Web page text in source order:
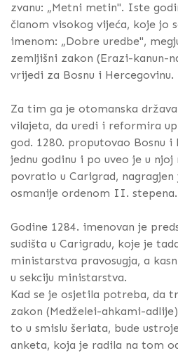
zvanu: „Metni metin". Iste
članom visokog vijeća, koje jo
imenom: „Dobre uredbe",
zemljišni zakon (Erazi-kanun-
vrijedi za Bosnu i Hercegovinu.
Za tim ga je otomanska
vilajeta, da uredi i reformira
god. 1280. proputovao Bosnu
jednu godinu i po uveo je u njoj
povratio u Carigrad,
osmanije ordenom II. stepena.
Godine 1284. imenovan je
sudišta u Carigradu, koje je
ministarstva pravosugja, a
u sekciju ministarstva.
Kad se je osjetila potreba, da
zakon (Medželei-ahkami-
to u smislu šeriata, bude
anketa, koja je radila na tom